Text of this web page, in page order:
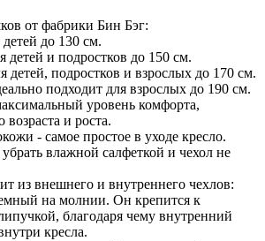
от фабрики Бин Бэг:
до 130 см.
детей и подростков до 150 см.
детей, подростков и взрослых до 170 см.
подходит для взрослых до 190 см.
уровень комфорта,
и роста.
- самое простое в уходе кресло.
влажной салфеткой и чехол не
из внешнего и внутреннего чехлов:
на молнии. Он крепится к
благодаря чему внутренний
кресла.